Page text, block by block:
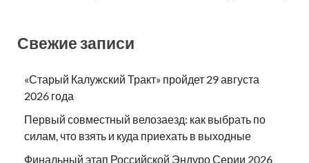
Свежие записи
«Старый Калужский Тракт» пройдет 29 августа
2026 года
Первый совместный велозаезд: как выбрать по
силам, что взять и куда приехать в выходные
Финальный этап Российской Эндуро Серии 2026